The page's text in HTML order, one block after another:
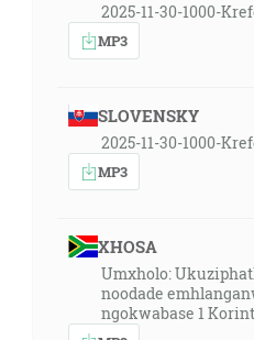
2025-11-30-1000-
MP3
SLOVENSKY
2025-11-30-1000-
MP3
XHOSA
Umxholo:
noodade
ngokwabase 1